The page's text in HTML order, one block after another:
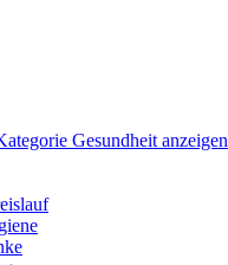
Gesundheit anzeigen